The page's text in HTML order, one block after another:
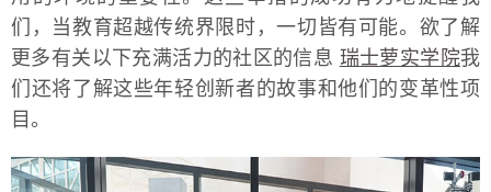
们，当教育超越传统界限时，一切皆有可能。欲了解
更多有关以下充满活力的社区的信息 瑞士萝实学院我
们还将了解这些年轻创新者的故事和他们的变革性项
目。